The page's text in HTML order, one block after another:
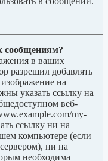
сообщениям?
в ваших
разрешил добавлять
на
указать ссылку на
веб-
my-
ссылку ни на
компьютере (если
ни на
необходима